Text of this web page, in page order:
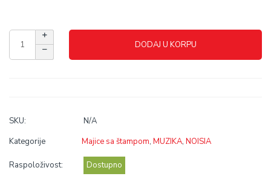
DODAJ U KORPU
SKU:
N/A
Kategorije
Majice sa štampom, MUZIKA, NOISIA
Raspoloživost: Dostupno